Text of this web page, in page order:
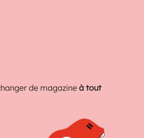
de magazine à tout